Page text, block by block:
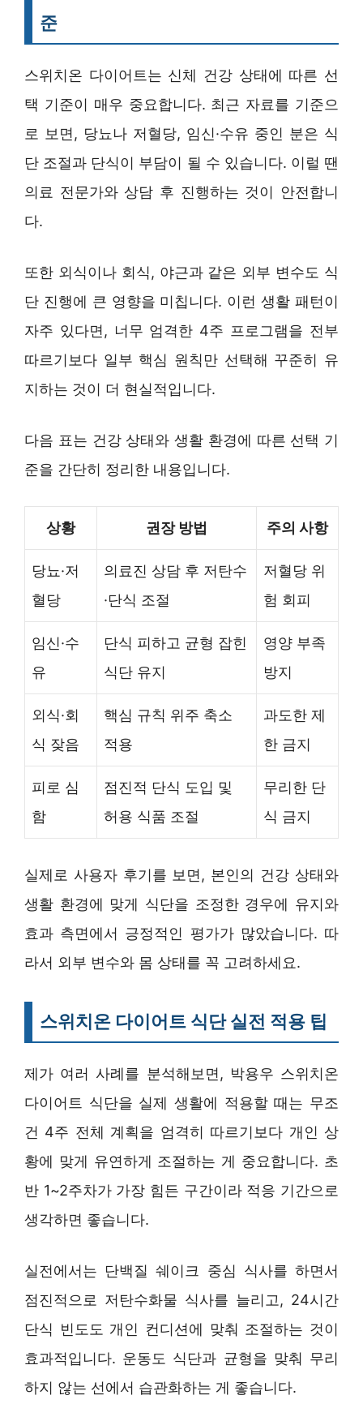
준
스위치온 다이어트는 신체 건강 상태에 따른 선
택 기준이 매우 중요합니다. 최근 자료를 기준으
로 보면, 당뇨나 저혈당, 임신·수유 중인 분은 식
단 조절과 단식이 부담이 될 수 있습니다. 이럴 땐
의료 전문가와 상담 후 진행하는 것이 안전합니
다.
또한 외식이나 회식, 야근과 같은 외부 변수도 식
단 진행에 큰 영향을 미칩니다. 이런 생활 패턴이
자주 있다면, 너무 엄격한 4주 프로그램을 전부
따르기보다 일부 핵심 원칙만 선택해 꾸준히 유
지하는 것이 더 현실적입니다.
다음 표는 건강 상태와 생활 환경에 따른 선택 기
준을 간단히 정리한 내용입니다.
상황 권장 방법 주의 사항
당뇨·저
혈당
의료진 상담 후 저탄수
·단식 조절
저혈당 위
험 회피
임신·수
유
단식 피하고 균형 잡힌
식단 유지
영양 부족
방지
외식·회
식 잦음
핵심 규칙 위주 축소
적용
과도한 제
한 금지
피로 심
함
점진적 단식 도입 및
허용 식품 조절
무리한 단
식 금지
실제로 사용자 후기를 보면, 본인의 건강 상태와
생활 환경에 맞게 식단을 조정한 경우에 유지와
효과 측면에서 긍정적인 평가가 많았습니다. 따
라서 외부 변수와 몸 상태를 꼭 고려하세요.
스위치온 다이어트 식단 실전 적용 팁
제가 여러 사례를 분석해보면, 박용우 스위치온
다이어트 식단을 실제 생활에 적용할 때는 무조
건 4주 전체 계획을 엄격히 따르기보다 개인 상
황에 맞게 유연하게 조절하는 게 중요합니다. 초
반 1~2주차가 가장 힘든 구간이라 적응 기간으로
생각하면 좋습니다.
실전에서는 단백질 쉐이크 중심 식사를 하면서
점진적으로 저탄수화물 식사를 늘리고, 24시간
단식 빈도도 개인 컨디션에 맞춰 조절하는 것이
효과적입니다. 운동도 식단과 균형을 맞춰 무리
하지 않는 선에서 습관화하는 게 좋습니다.